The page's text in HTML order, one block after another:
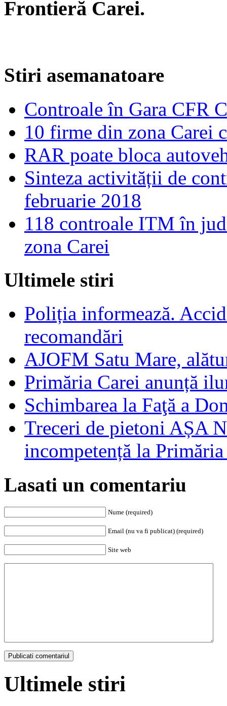
Frontieră Carei.
Stiri asemanatoare
Controale în Gara CFR
10 firme din zona Carei
RAR poate bloca
Sinteza activității de
februarie 2018
118 controale ITM în
zona Carei
Ultimele stiri
Poliția informează.
recomandări
AJOFM Satu Mare,
Primăria Carei anunță
Schimbarea la Faţă a
Treceri de pietoni AȘA
incompetență la
Lasati un comentariu
Nume (required)
Email (nu va fi publicat) (required)
Site web
Ultimele stiri